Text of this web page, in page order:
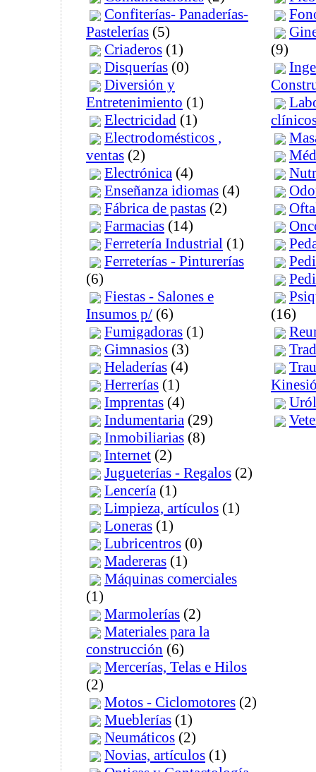
Confiterías- Panaderías-
Pastelerías (5)
Criaderos (1)
Disquerías (0)
Diversión y
Entretenimiento (1)
Electricidad (1)
Electrodomésticos ,
ventas (2)
Electrónica (4)
Enseñanza idiomas (4)
Fábrica de pastas (2)
Farmacias (14)
Ferretería Industrial (1)
Ferreterías - Pinturerías
(6)
Fiestas - Salones e
Insumos p/ (6)
Fumigadoras (1)
Gimnasios (3)
Heladerías (4)
Herrerías (1)
Imprentas (4)
Indumentaria (29)
Inmobiliarias (8)
Internet (2)
Jugueterías - Regalos (2)
Lencería (1)
Limpieza, artículos (1)
Loneras (1)
Lubricentros (0)
Madereras (1)
Máquinas comerciales
(1)
Marmolerías (2)
Materiales para la
construcción (6)
Mercerías, Telas e Hilos
(2)
Motos - Ciclomotores (2)
Mueblerías (1)
Neumáticos (2)
Novias, artículos (1)
(9)
(16)